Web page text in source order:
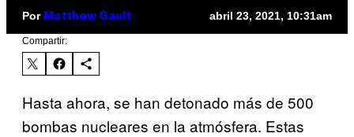
Por Matthew Gault abril 23, 2021, 10:31am
Compartir:
Hasta ahora, se han detonado más de 500
bombas nucleares en la atmósfera. Estas